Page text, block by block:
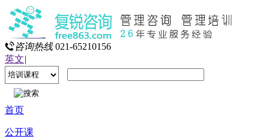
咨询热线 021-65210156
英文|
首页
公开课